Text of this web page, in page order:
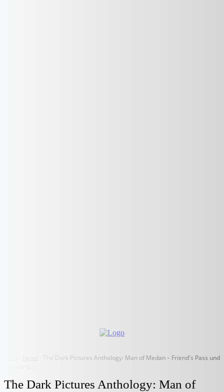
The Dark Pictures Anthology: Man of Medan – Friend's Pass und
The Dark Pictures Anthology: Man of